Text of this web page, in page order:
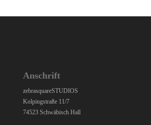
Anschrift
zebrasquareSTUDIOS
Kolpingstraße 11/7
74523 Schwäbisch Hall